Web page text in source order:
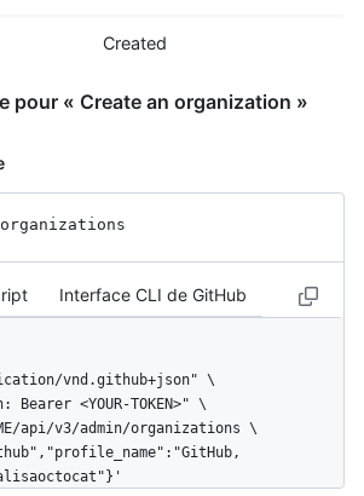
Created
pour « Create an organization »
Interface CLI de GitHub